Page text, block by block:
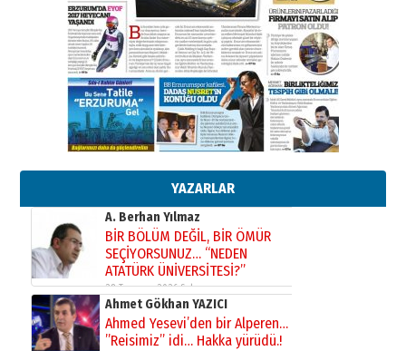
YAZARLAR
Kenan GÜLERCİ
Murat Şahsuvaroğlu ERKON’da
çıtayı yukarı taşırken,
yönetimdekiler aşağı
çekmemeli!
17 Şubat 2026 SalıOrhan BOZKURT
Bir fotoğraf, bir şehir, bir
gazeteci… Dizginler kimin
A. Berhan Yılmaz
BİR BÖLÜM DEĞİL, BİR ÖMÜR
SEÇİYORSUNUZ… “NEDEN
ATATÜRK ÜNİVERSİTESİ?”
28 Temmuz 2026 Salı
Ahmet Gökhan YAZICI
Ahmed Yesevi’den bir Alperen…
”Reisimiz” idi… Hakka yürüdü.!